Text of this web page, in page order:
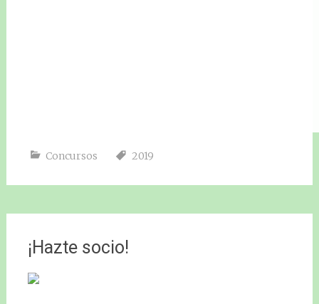
Concursos 2019
¡Hazte socio!